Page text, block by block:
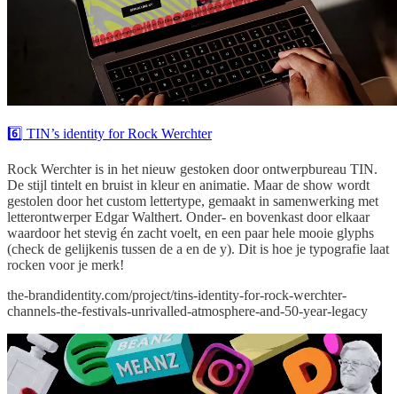
6️⃣ TIN’s identity for Rock Werchter
Rock Werchter is in het nieuw gestoken door ontwerpbureau TIN.
De stijl tintelt en bruist in kleur en animatie. Maar de show wordt
gestolen door het custom lettertype, gemaakt in samenwerking met
letterontwerper Edgar Walthert. Onder- en bovenkast door elkaar
waardoor het stevig én zacht voelt, en een paar hele mooie glyphs
(check de gelijkenis tussen de a en de y). Dit is hoe je typografie laat
rocken voor je merk!
the-brandidentity.com/project/tins-identity-for-rock-werchter-
channels-the-festivals-unrivalled-atmosphere-and-50-year-legacy